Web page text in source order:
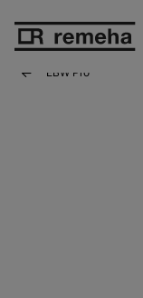
Confida
op z'n best!
EBW Pro